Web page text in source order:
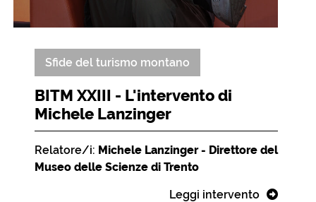
Sfide del turismo montano
BITM XXIII - L'intervento di
Michele Lanzinger
Relatore/i: Michele Lanzinger - Direttore del
Museo delle Scienze di Trento
Leggi intervento